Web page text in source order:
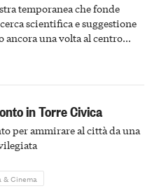
temporanea che fonde
scientifica e suggestione
ancora una volta al centro
del passato astigiano
in Torre Civica
per ammirare al città da una
Cinema